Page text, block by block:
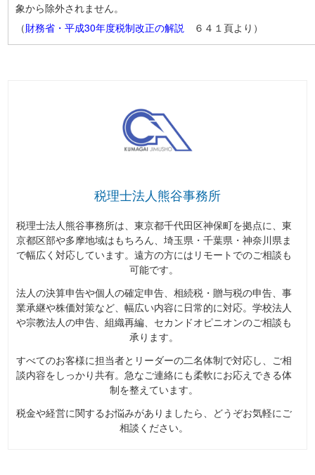
象から除外されません。
（財務省・平成30年度税制改正の解説 ６４１頁より）
税理士法人熊谷事務所
税理士法人熊谷事務所は、東京都千代田区神保町を拠点に、東
京都区部や多摩地域はもちろん、埼玉県・千葉県・神奈川県ま
で幅広く対応しています。遠方の方にはリモートでのご相談も
可能です。
法人の決算申告や個人の確定申告、相続税・贈与税の申告、事
業承継や株価対策など、幅広い内容に日常的に対応。学校法人
や宗教法人の申告、組織再編、セカンドオピニオンのご相談も
承ります。
すべてのお客様に担当者とリーダーの二名体制で対応し、ご相
談内容をしっかり共有。急なご連絡にも柔軟にお応えできる体
制を整えています。
税金や経営に関するお悩みがありましたら、どうぞお気軽にご
相談ください。